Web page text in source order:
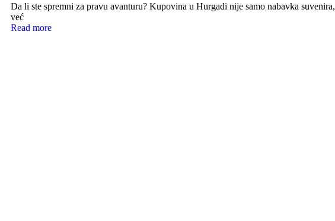
Da li ste spremni za pravu avanturu? Kupovina u Hurgadi nije samo nabavka suvenira,
već
Read more